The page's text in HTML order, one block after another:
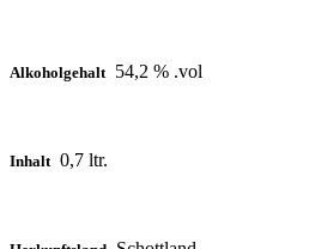
Alkoholgehalt 54,2 % .vol
Inhalt 0,7 ltr.